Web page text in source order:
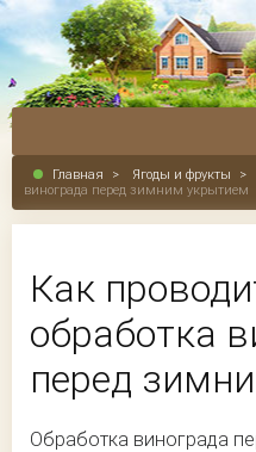
Главная > Ягоды и фрукты >
винограда перед зимним укрытием
Как
обработка
перед
Обработка винограда